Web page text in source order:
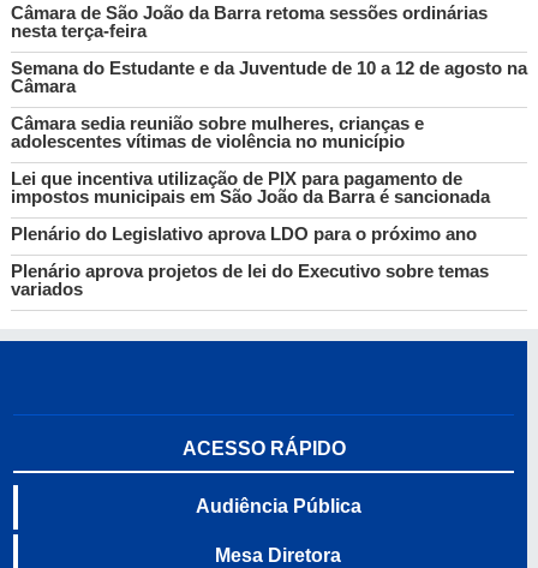
Câmara de São João da Barra retoma sessões ordinárias
nesta terça-feira
Semana do Estudante e da Juventude de 10 a 12 de agosto na
Câmara
Câmara sedia reunião sobre mulheres, crianças e
adolescentes vítimas de violência no município
Lei que incentiva utilização de PIX para pagamento de
impostos municipais em São João da Barra é sancionada
Plenário do Legislativo aprova LDO para o próximo ano
Plenário aprova projetos de lei do Executivo sobre temas
variados
ACESSO RÁPIDO
Audiência Pública
Mesa Diretora